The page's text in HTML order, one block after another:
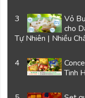
3
Vỏ
cho
Tự Nhiên | Nhiều
4
Tinh